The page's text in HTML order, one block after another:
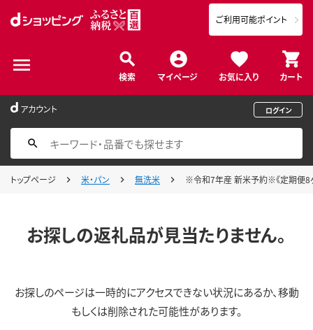
検索 マイページ お気に入り カート
ご利用可能ポイント
アカウント ログイン
トップページ 米・パン 無洗米 ※令和7年産 新米予約※《定期便8
お探しの返礼品が見当たりません。
お探しのページは一時的にアクセスできない状況にあるか、移動
もしくは削除された可能性があります。